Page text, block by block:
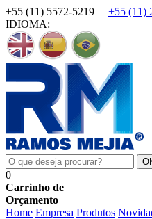
+55 (11) 5572-5219 +55 (11)
IDIOMA:
0
Carrinho de
Orçamento
Home Empresa Produtos